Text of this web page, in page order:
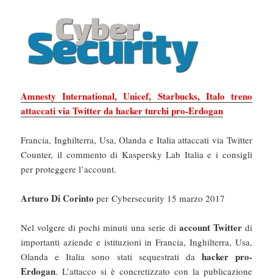
Amnesty International, Unicef, Starbucks, Italo treno
attaccati via Twitter da hacker turchi pro-Erdogan
Francia, Inghilterra, Usa, Olanda e Italia attaccati via Twitter
Counter, il commento di Kaspersky Lab Italia e i consigli
per proteggere l’account.
Arturo Di Corinto per Cybersecurity 15 marzo 2017
Nel volgere di pochi minuti una serie diaccount Twitterdi
importanti aziende e istituzioni in Francia, Inghilterra, Usa,
Olanda e Italia sono stati sequestrati da hacker pro-
Erdogan. L’attacco si è concretizzato con la publicazione